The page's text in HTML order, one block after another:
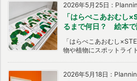
2026年5月25日 :
「はらぺこあおむし
るまで何日？ 絵本で
「はらぺこあおむし
物や植物にスポットライ
2026年5月18日 :